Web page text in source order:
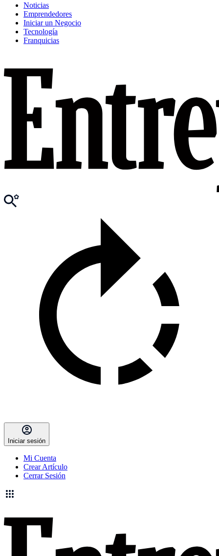
Noticias
Emprendedores
Iniciar un Negocio
Tecnología
Franquicias
Iniciar sesión
Mi Cuenta
Crear Artículo
Cerrar Sesión